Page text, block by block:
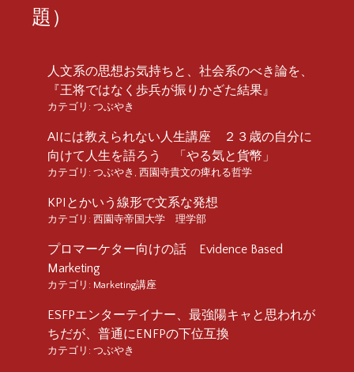
題）
人文系の思想お気持ちと、社会系のべき論を、
『王将ではなく歩兵が振りかざた結果』
カテゴリ: つぶやき
AIには教えられない人生講座 ２３歳の自分に
向けて人生を語ろう 「やる気と貨幣」
カテゴリ: つぶやき 西園寺貴文の痺れる哲学
KPIとかいう線形で文系な発想
カテゴリ: 西園寺帝国大学 理学部
プロマーケター向けの話 Evidence Based
Marketing
カテゴリ: Marketing講座
ESFPエンターテイナー、最強陽キャと思われが
ちだが、普通にENFPの下位互換
カテゴリ: つぶやき